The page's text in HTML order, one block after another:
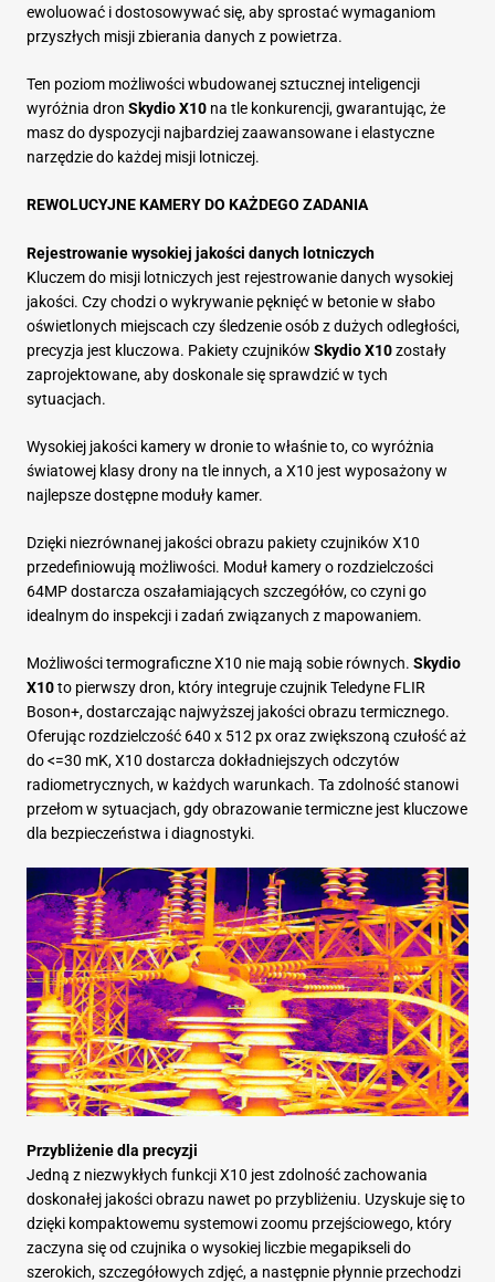
ewoluować i dostosowywać się, aby sprostać wymaganiom
przyszłych misji zbierania danych z powietrza.
Ten poziom możliwości wbudowanej sztucznej inteligencji
wyróżnia dron Skydio X10 na tle konkurencji, gwarantując, że
masz do dyspozycji najbardziej zaawansowane i elastyczne
narzędzie do każdej misji lotniczej.
REWOLUCYJNE KAMERY DO KAŻDEGO ZADANIA
Rejestrowanie wysokiej jakości danych lotniczych
Kluczem do misji lotniczych jest rejestrowanie danych wysokiej
jakości. Czy chodzi o wykrywanie pęknięć w betonie w słabo
oświetlonych miejscach czy śledzenie osób z dużych odległości,
precyzja jest kluczowa. Pakiety czujników Skydio X10zostały
zaprojektowane, aby doskonale się sprawdzić w tych
sytuacjach.
Wysokiej jakości kamery w dronie to właśnie to, co wyróżnia
światowej klasy drony na tle innych, a X10 jest wyposażony w
najlepsze dostępne moduły kamer.
Dzięki niezrównanej jakości obrazu pakiety czujników X10
przedefiniowują możliwości. Moduł kamery o rozdzielczości
64MP dostarcza oszałamiających szczegółów, co czyni go
idealnym do inspekcji i zadań związanych z mapowaniem.
Możliwości termograficzne X10 nie mają sobie równych. Skydio
X10to pierwszy dron, który integruje czujnik Teledyne FLIR
Boson+, dostarczając najwyższej jakości obrazu termicznego.
Oferując rozdzielczość 640 x 512 px oraz zwiększoną czułość aż
do <=30 mK, X10 dostarcza dokładniejszych odczytów
radiometrycznych, w każdych warunkach. Ta zdolność stanowi
przełom w sytuacjach, gdy obrazowanie termiczne jest kluczowe
dla bezpieczeństwa i diagnostyki.
Przybliżenie dla precyzji
Jedną z niezwykłych funkcji X10 jest zdolność zachowania
doskonałej jakości obrazu nawet po przybliżeniu. Uzyskuje się to
dzięki kompaktowemu systemowi zoomu przejściowego, który
zaczyna się od czujnika o wysokiej liczbie megapikseli do
szerokich, szczegółowych zdjęć, a następnie płynnie przechodzi